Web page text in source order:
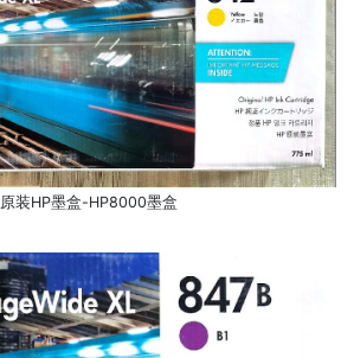
原装HP墨盒-HP8000墨盒